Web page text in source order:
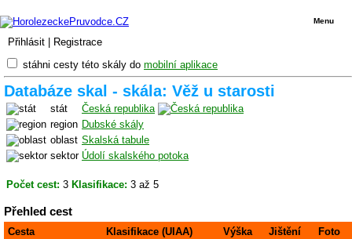
Přihlásit Registrace
Menu
stáhni cesty této skály do mobilní aplikace
Databáze skal - skála: Věž u starosti
stát
Česká republika
region Dubské skály
oblast Skalská tabule
sektor Údolí skalského potoka
Počet cest: 3 Klasifikace: 3 až 5
Přehled cest
Cesta Klasifikace (UIAA) Výška Jištění
Foto